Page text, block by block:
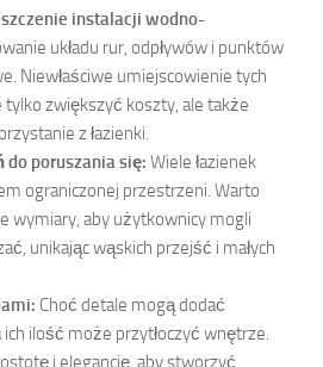
instalacji wodno-
układu rur, odpływów i punktów
Niewłaściwe umiejscowienie tych
zwiększyć koszty, ale także
z łazienki.
do poruszania się: Wiele łazienek
ograniczonej przestrzeni. Warto
wymiary, aby użytkownicy mogli
unikając wąskich przejść i małych
Choć detale mogą dodać
ilość może przytłoczyć wnętrze.
i elegancję, aby stworzyć